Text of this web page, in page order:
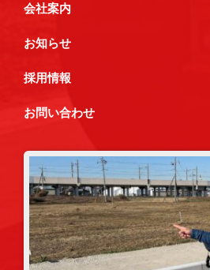
会社案内
お知らせ
採用情報
お問い合わせ